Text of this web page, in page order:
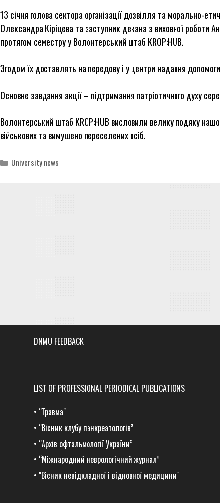
13 січня голова сектора організації дозвілля та морально-
Олександра Кіріцева та заступник декана з виховної роботи
протягом семестру у Волонтерський штаб KROP:HUB.
Згодом їх доставлять на передову і у центри надання
Основне завдання акції – підтримання патріотичного духу
Волонтерський штаб KROP:HUB висловили велику подяку
військових та вимушено переселених осіб.
Categories
University news
DNMU FEEDBACK
LIST OF PROFESSIONAL PERIODICAL PUBLICATIONS
• “Травма"
• “Вісник клубу панкреатологів”
• “Архів офтальмології України”
• “Міжнародний неврологічний журнал”
• "Вісник невідкладної і відновної медицини"